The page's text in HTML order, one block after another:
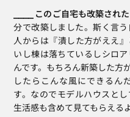
⎯⎯⎯⎯ このご自宅も改築され
分で改築しました。斯く言
人からは『潰した方がええ
いし棟は落ちているしシロ
んです。もちろん新築した方
したらこんな風にできるん
す。なのでモデルハウスと
生活感も含めて見てもらえる